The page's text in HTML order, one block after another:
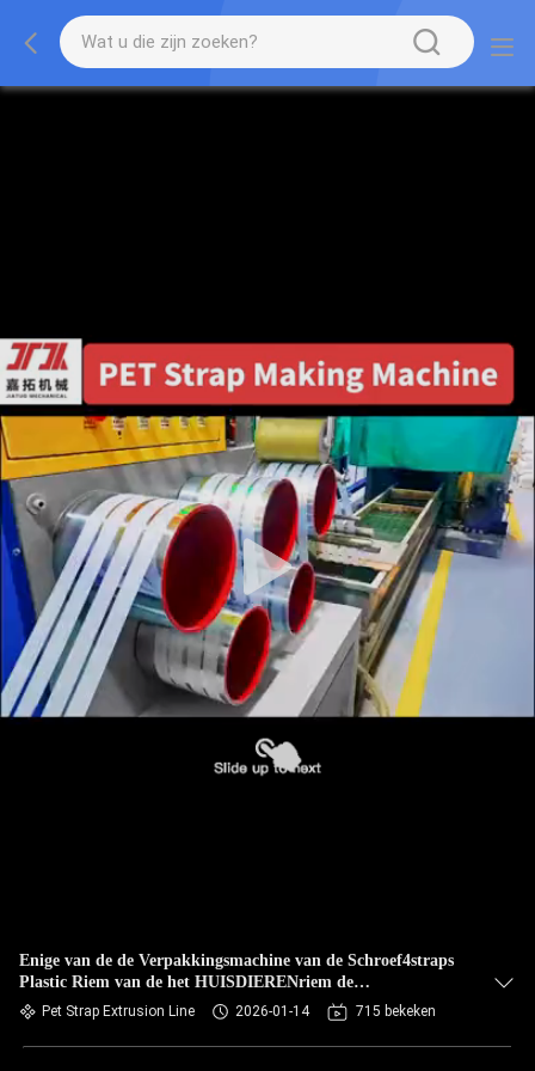
Enige van de de Verpakkingsmachine van de Schroef4straps
Plastic Riem van de het HUISDIERENriem de
Uitdrijvingslijn
Pet Strap Extrusion Line 2026-01-14 715 bekeken